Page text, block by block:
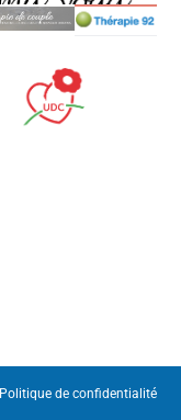
Politique de confidentialité